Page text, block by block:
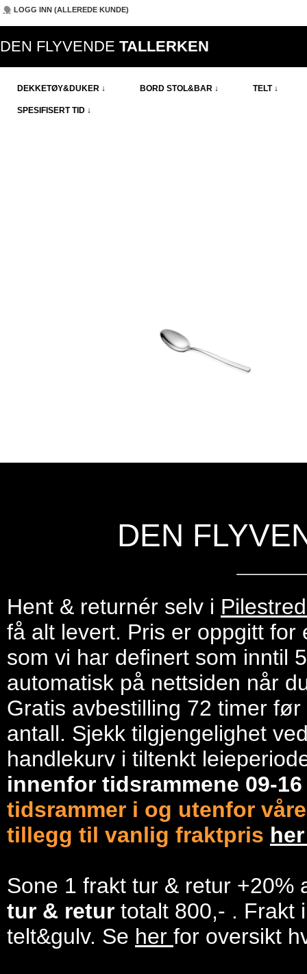
LOGG INN (ALLEREDE KUNDE)
DEN FLYVENDE TALLERKEN
DEKKETØY&DUKER ↓ BORD STOL&BAR ↓ TELT ↓
SPESIFISERT TID ↓
DEN
Hent & returnér selv i
få alt levert. Pris er oppgitt
som vi har definert som inntil
automatisk på nettsiden når
Gratis avbestilling 72 timer
antall. Sjekk tilgjengelighet
handlekurv i tiltenkt
innenfor tidsrammene 09-
tidsrammer i og utenfor
tillegg til vanlig fraktpris
Sone 1 frakt tur & retur +20%
tur & retur totalt 800,- . Frakt
telt&gulv. Se her for oversikt